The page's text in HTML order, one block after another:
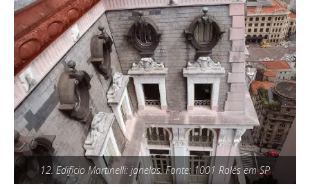
12. Edifício Martinelli: janelas. Fonte: 1001 Rolês em SP